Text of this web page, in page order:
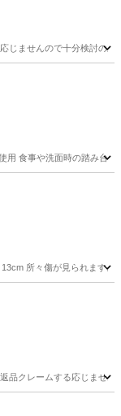
じませんので十分検討の
用 食事や洗面時の踏み台
所々傷が見られます
品クレームする応じませ